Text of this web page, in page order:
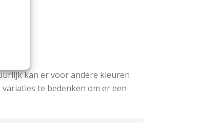
kan er voor andere kleuren
te bedenken om er een